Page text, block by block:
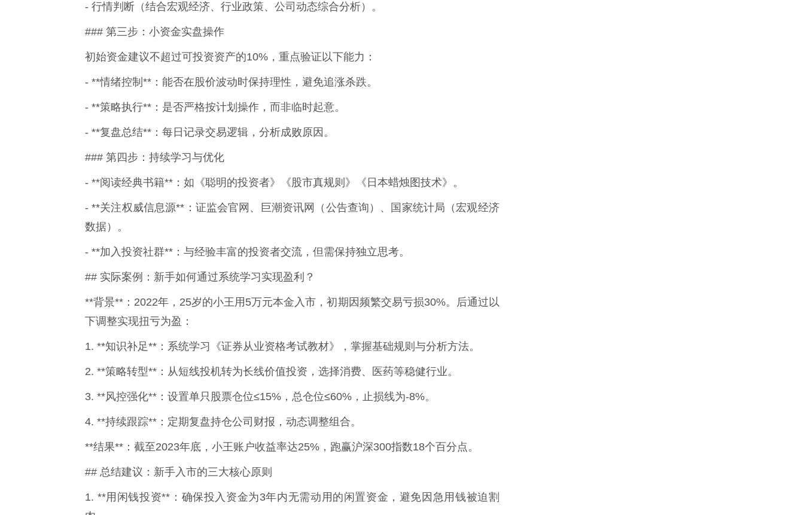
- 行情判断（结合宏观经济、行业政策、公司动态综合分析）。
### 第三步：小资金实盘操作
初始资金建议不超过可投资资产的10%，重点验证以下能力：
- **情绪控制**：能否在股价波动时保持理性，避免追涨杀跌。
- **策略执行**：是否严格按计划操作，而非临时起意。
- **复盘总结**：每日记录交易逻辑，分析成败原因。
### 第四步：持续学习与优化
- **阅读经典书籍**：如《聪明的投资者》《股市真规则》《日本蜡烛图技术》。
- **关注权威信息源**：证监会官网、巨潮资讯网（公告查询）、国家统计局（宏观经济
数据）。
- **加入投资社群**：与经验丰富的投资者交流，但需保持独立思考。
## 实际案例：新手如何通过系统学习实现盈利？
**背景**：2022年，25岁的小王用5万元本金入市，初期因频繁交易亏损30%。后通过以
下调整实现扭亏为盈：
1. **知识补足**：系统学习《证券从业资格考试教材》，掌握基础规则与分析方法。
2. **策略转型**：从短线投机转为长线价值投资，选择消费、医药等稳健行业。
3. **风控强化**：设置单只股票仓位≤15%，总仓位≤60%，止损线为-8%。
4. **持续跟踪**：定期复盘持仓公司财报，动态调整组合。
**结果**：截至2023年底，小王账户收益率达25%，跑赢沪深300指数18个百分点。
## 总结建议：新手入市的三大核心原则
1. **用闲钱投资**：确保投入资金为3年内无需动用的闲置资金，避免因急用钱被迫割